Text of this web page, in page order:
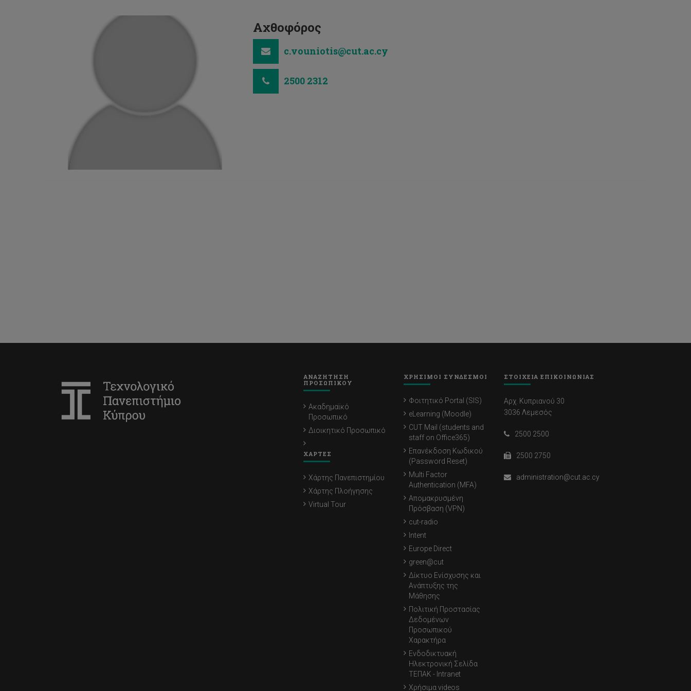
Αχθοφόρος
c.vouniotis@cut.ac.cy
2500 2312
ΑΝΑΖΗΤΗΣΗ
ΠΡΟΣΩΠΙΚΟΥ
Ακαδημαϊκό
Προσωπικό
Διοικητικό Προσωπικό
ΧΑΡΤΕΣ
Χάρτης Πανεπιστημίου
Χάρτης Πλοήγησης
Virtual Tour
ΧΡΗΣΙΜΟΙ ΣΥΝΔΕΣΜΟΙ
Φοιτητικό Portal (SIS)
eLearning (Moodle)
CUT Mail (students and
staff on Office365)
Επανέκδοση Κωδικού
(Password Reset)
Multi Factor
Authentication (MFA)
Απομακρυσμένη
Πρόσβαση (VPN)
cut-radio
Intent
Europe Direct
green@cut
Δίκτυο Ενίσχυσης και
Ανάπτυξης της
Μάθησης
Πολιτική Προστασίας
Δεδομένων
Προσωπικού
Χαρακτήρα
Ενδοδικτυακή
Ηλεκτρονική Σελίδα
ΤΕΠΑΚ - Intranet
Χρήσιμα videos
ΣΤΟΙΧΕΙΑ ΕΠΙΚΟΙΝΩΝΙΑΣ
Αρχ. Κυπριανού 30
3036 Λεμεσός
2500 2500
2500 2750
administration@cut.ac.cy